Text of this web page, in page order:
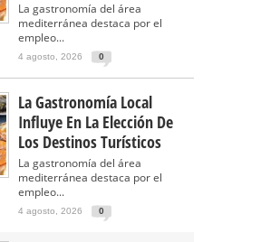
La gastronomía del área
mediterránea destaca por el
empleo...
4 agosto, 2026 0
La Gastronomía Local
Influye En La Elección De
Los Destinos Turísticos
La gastronomía del área
mediterránea destaca por el
empleo...
4 agosto, 2026 0